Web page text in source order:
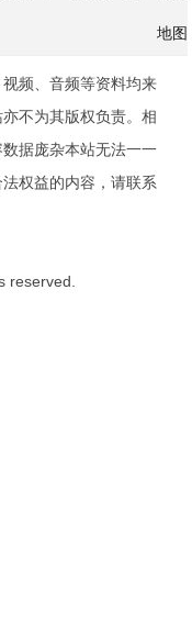
地图
频、音频等资料均来
不为其版权负责。相
据庞杂本站无法一一
权益的内容，请联系
reserved.